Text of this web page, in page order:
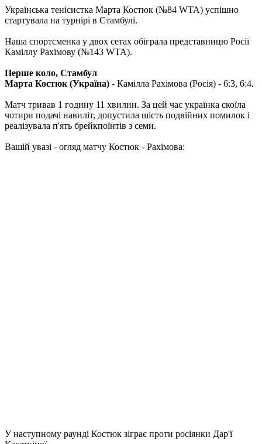
Українська тенісистка Марта Костюк (№84 WTA) успішно
стартувала на турнірі в Стамбулі.
Наша спортсменка у двох сетах обіграла представницю Росії
Каміллу Рахімову (№143 WTA).
Перше коло, Стамбул
Марта Костюк (Україна) - Камілла Рахімова (Росія) - 6:3, 6:4.
Матч тривав 1 годину 11 хвилин. За цей час українка скоїла
чотири подачі навиліт, допустила шість подвійних помилок і
реалізувала п'ять брейкпоїнтів з семи.
Вашій увазі - огляд матчу Костюк - Рахімова:
У наступному раунді Костюк зіграє проти росіянки Дар'ї